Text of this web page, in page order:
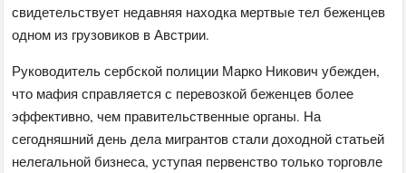
свидетельствует недавняя находка мертвые тел беженцев
одном из грузовиков в Австрии.
Руководитель сербской полиции Марко Никович убежден,
что мафия справляется с перевозкой беженцев более
эффективно, чем правительственные органы. На
сегодняшний день дела мигрантов стали доходной статьей
нелегальной бизнеса, уступая первенство только торговле